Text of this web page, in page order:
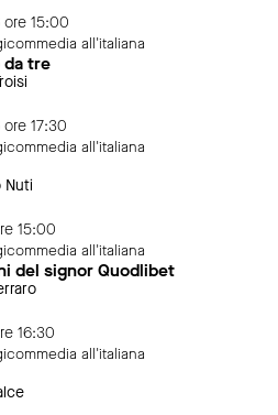
15:00
all'italiana
da tre
17:30
all'italiana
Nuti
15:00
all'italiana
del signor Quodlibet
16:30
all'italiana